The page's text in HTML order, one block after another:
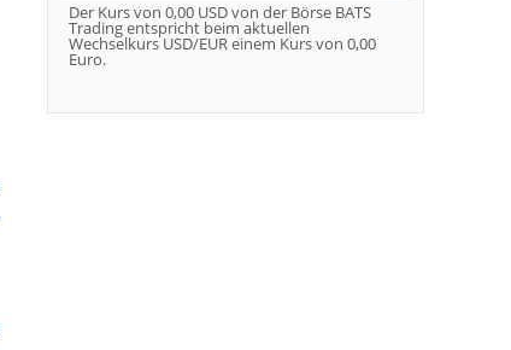
Der Kurs von 0,00 USD von der Börse BATS
Trading entspricht beim aktuellen
Wechselkurs USD/EUR einem Kurs von 0,00
Euro.